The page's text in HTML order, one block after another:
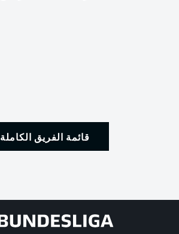
قائمة الفريق الكاملة